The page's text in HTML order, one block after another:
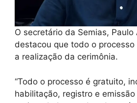
O secretário da Semias, Paulo
destacou que todo o
a realização da cerimônia.
“Todo o processo é gratuito,
habilitação, registro e